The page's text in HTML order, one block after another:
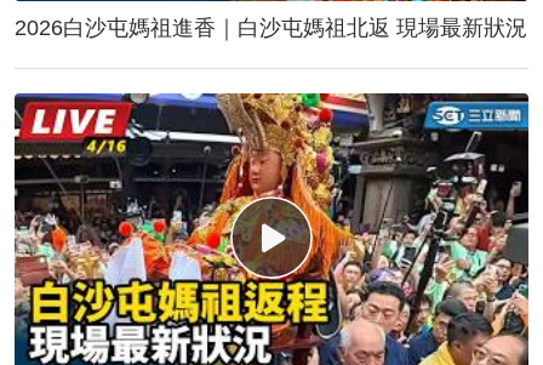
2026白沙屯媽祖進香｜白沙屯媽祖北返 現場最新狀況